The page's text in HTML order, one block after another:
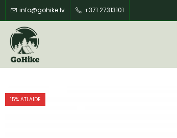
info@gohike.lv +371 27313101
15% ATLAIDE